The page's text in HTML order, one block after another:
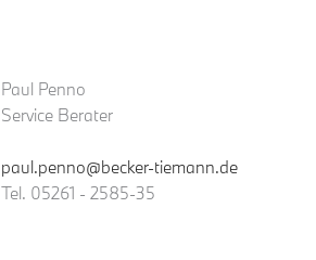
Paul Penno
Service Berater
paul.penno@becker-tiemann.de
Tel. 05261 - 2585-35